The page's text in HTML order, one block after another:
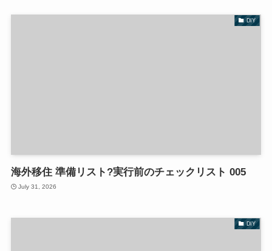
DIY
海外移住 準備リスト?実行前のチェックリスト 005
July 31, 2026
DIY